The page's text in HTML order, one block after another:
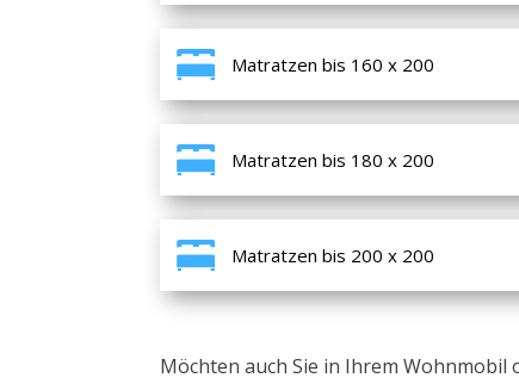
Matratzen bis 160 x 200
Matratzen bis 180 x 200
Matratzen bis 200 x 200
Möchten auch Sie in Ihrem Wohnmobil